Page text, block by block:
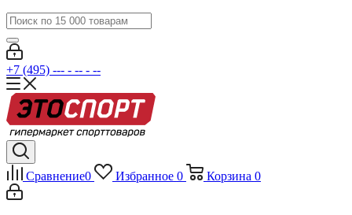
+7 (495) --- - -- - --
Сравнение0 Избранное 0 Корзина 0